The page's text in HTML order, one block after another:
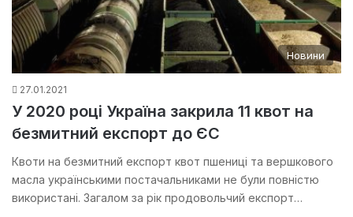
Новини
27.01.2021
У 2020 році Україна закрила 11 квот на
безмитний експорт до ЄС
Квоти на безмитний експорт квот пшениці та вершкового
масла українськими постачальниками не були повністю
використані. Загалом за рік продовольчий експорт…